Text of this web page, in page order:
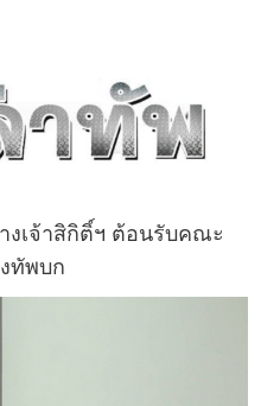
งเจ้าสิกิติ์ฯ ต้อนรับคณะ
ทัพบก